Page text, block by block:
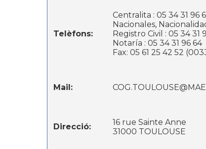
Telèfons:
Centralita : 05 34 31 96
Nacionales,
Registro Civil : 05 34 31
Notaría : 05 34 31 96 64
Fax: 05 61 25 42 52
Mail:
Direcció:
16 rue Sainte Anne
31000 TOULOUSE